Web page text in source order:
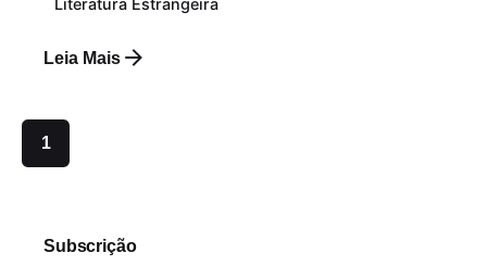
Literatura Estrangeira
Leia Mais
1
Subscrição